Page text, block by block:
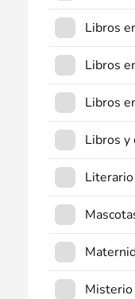
Libros
Libros
Libros
Libros y
Literario
Misterio